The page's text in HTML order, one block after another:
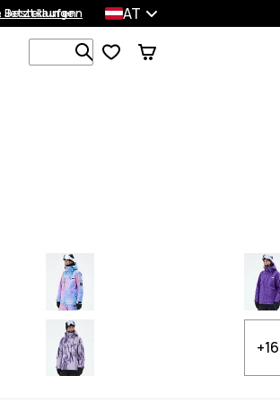
Jetzt kaufen
Bestellungen AT
Durchsuche 1 000+ Produkte
+16